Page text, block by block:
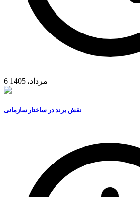
6 مرداد، 1405
نقش برند در ساختار سازمانی